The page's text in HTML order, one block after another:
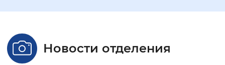
Настройка режима отображения
Стандартный Увеличенный
Новости отделения